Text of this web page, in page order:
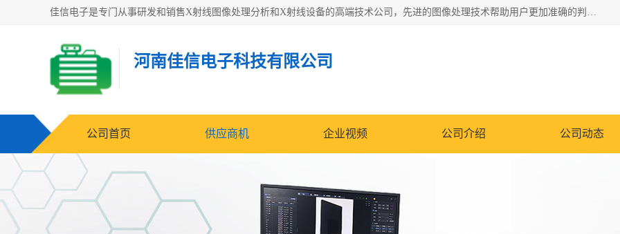
佳信电子是专门从事研发和销售X射线图像处理分析和X射线设备的高端技术公司，先进的图像处理技术帮助用户更加准确的判断图像，为科研和检测提供可靠保证，现有产品包括电力GIS探伤X射线检测系统，电力耐张线夹探伤X射线检测系统，便携式X射线，兽用图像的增强软件工具包，工业和兽用便携式DR，实验室CT，桌面CT等。
河南佳信电子科技有限公司
公司首页 供应商机 企业视频 公司介绍 公司动态